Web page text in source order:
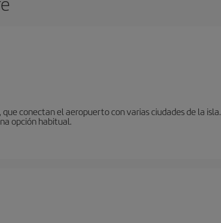
conectan el aeropuerto con varias ciudades de la isla.
opción habitual.